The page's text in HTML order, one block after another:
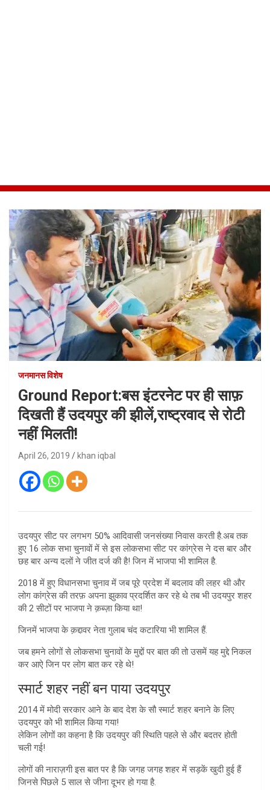
जनमानस विशेष
Ground Report:बस इंटरनेट पर ही साफ़
दिखती हैं उदयपुर की झीलें,राष्ट्रवाद से रोटी
नहीं मिलती!
April 26, 2019 khan iqbal
उदयपुर सीट पर लगभग 50% आदिवासी जनसंख्या निवास करती है.अब तक
हुए 16 लोक सभा चुनावों में से इस लोकसभा सीट पर कांग्रेस ने दस बार और
छह बार अन्य दलों ने जीत दर्ज की है! जिन में भाजपा भी शामिल है.
2018 में हुए विधानसभा चुनाव में जब पूरे प्रदेश में बदलाव की लहर थी और
लोग कांग्रेस की तरफ़ अपना झुकाव प्रदर्शित कर रहे थे तब भी उदयपुर शहर
की 2 सीटों पर भाजपा ने क़ब्ज़ा किया था!
जिनमें भाजपा के क़द्दावर नेता गुलाब चंद कटारिया भी शामिल हैं.
जब हमने लोगों से लोकसभा चुनावों के मुद्दों पर बात की तो उसमें यह मुद्दे निकल
कर आऐ जिन पर लोग बात कर रहे थे!
स्मार्ट शहर नहीं बन पाया उदयपुर
2014 में मोदी सरकार आने के बाद देश के सौ स्मार्ट शहर बनाने के लिए
उदयपुर को भी शामिल किया गया!
लेकिन लोगों का कहना है कि उदयपुर की स्थिति पहले से और बदतर होती
चली गई!
लोगों की नाराज़गी इस बात पर है कि जगह जगह शहर में सड़कें खुदी हुई हैं
जिनसे पिछले 5 साल से जीना दूभर हो गया है.